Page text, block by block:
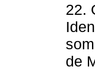
22.
de